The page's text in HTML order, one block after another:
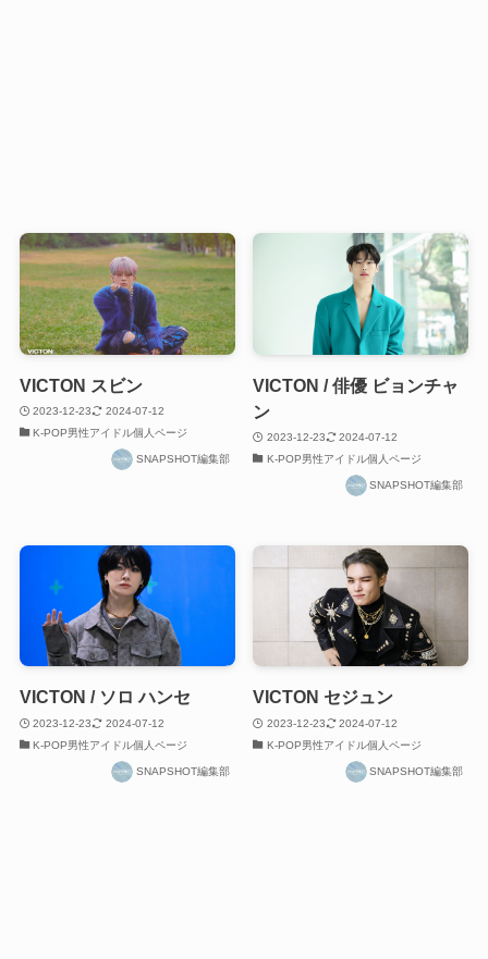
VICTON スビン
2023-12-23
2024-07-12
K-POP男性アイドル個人ページ
SNAPSHOT編集部
VICTON / 俳優 ビョンチャ
ン
2023-12-23
2024-07-12
K-POP男性アイドル個人ページ
SNAPSHOT編集部
VICTON / ソロ ハンセ
2023-12-23
2024-07-12
K-POP男性アイドル個人ページ
SNAPSHOT編集部
VICTON セジュン
2023-12-23
2024-07-12
K-POP男性アイドル個人ページ
SNAPSHOT編集部